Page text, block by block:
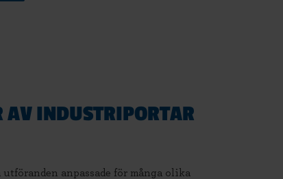
INDUSTRIPORTAR
anpassade för många olika